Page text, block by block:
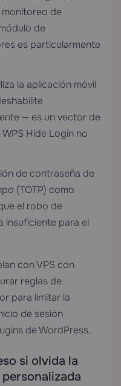
monitoreo de
de
es particularmente
la aplicación móvil
— es un vector de
Hide Login no
de contraseña de
(TOTP) como
el robo de
insuficiente para el
conVPS con
reglas de
para limitar la
de sesión
de WordPress.
si olvida la